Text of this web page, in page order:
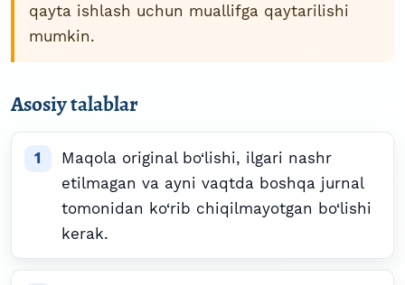
qayta ishlash uchun muallifga qaytarilishi
mumkin.
Asosiy talablar
Maqola original bo‘lishi, ilgari nashr
etilmagan va ayni vaqtda boshqa jurnal
tomonidan ko‘rib chiqilmayotgan bo‘lishi
kerak.